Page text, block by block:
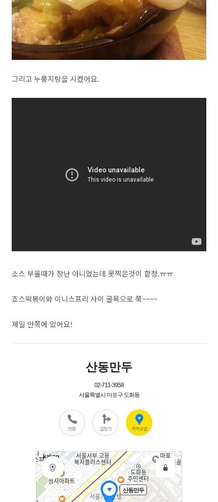
그리고 누룽지탕을 시켰어요.
소스 부울때가 장난 아니었는데 못찍은것이 함정.ㅠㅠ
죠스떡볶이와 이니스프리 사이 골목으로 쭉~~~~
제일 안쪽에 있어요!